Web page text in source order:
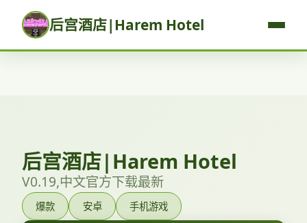
后宫酒店|Harem Hotel
后宫酒店|Harem Hotel
V0.19,中文官方下载最新
爆款 安卓 手机游戏